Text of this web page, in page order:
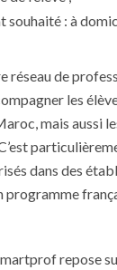
souhaité : à
réseau de
les
mais aussi
dans des
programme
repose